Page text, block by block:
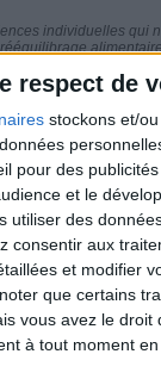
respect de
stockons et/
pour des
et le
utiliser des
consentir aux
et modifier
que certains
vous avez le
à tout moment
individuelles qui
pour perdre du
d'entreprendre un
en live
les